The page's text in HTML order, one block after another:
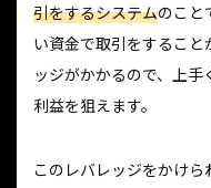
引をするシステムのこと
い資金で取引をするこ
ッジがかかるので、上
利益を狙えます。
このレバレッジをかけ